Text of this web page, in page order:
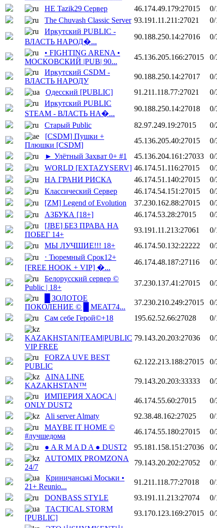
НЕ Tazik29 Сервер 46.174.49.179:27015
0/
The Chuvash Classic Server 93.191.11.211:27021
0/
Иркутский PUBLIC -
ВЛАСТЬ НАРОД�...
90.188.250.14:27016
0/
• FIGHTING ARENA •
МОСКОВСКИЙ |PUB| 90...
45.136.205.166:27015
0/
Иркутский CSDM -
ВЛАСТЬ НАРОДУ
90.188.250.14:27017
0/
Одесский [PUBLIC]
91.211.118.77:27021
0/
Иркутский PUBLIC
STEAM - ВЛАСТЬ НА�...
90.188.250.14:27018
0/
Старый Public
82.97.249.19:27015
0/
[CSDM] Пушки +
Плюшки [CSDM]
45.136.205.40:27015
0/
► Улётный Захват 0+ #1
45.136.204.161:27033
0/
WORLD [EXTAZYSERV] 46.174.51.116:27015
0/
НА ГРАНИ РИСКА
46.174.51.140:27015
0/
Классический Сервер
46.174.54.151:27015
0/
[ZM] Legend of Evolution
37.230.162.88:27015
0/
АЗБУКА [18+]
46.174.53.28:27015
0/
[JBE] БЕЗ ПРАВА НА
ПОБЕГ 14+
93.191.11.213:27061
0/
МЫ ЛУЧШИЕ!!! 18+
46.174.50.132:22222
0/
⋅ Тюремный Срок12+
[FREE HOOK + VIP] �...
46.174.48.187:27116
0/
Белорусский сервер ©
Public | 18+
37.230.137.41:27015
0/
█ ЗОЛОТОЕ
ПОКОЛЕНИЕ © █ MEAT74...
37.230.210.249:27015
0/
Сам себе Герой©+18
195.62.52.66:27028 0/
KAZAKHSTAN|TEAM|PUBLIC
VIP FREE
79.143.20.203:27036 0/
FORZA UVE BEST
PUBLIC
62.122.213.188:27015
0/
AINA LINE
KAZAKHSTAN™
79.143.20.203:33333
0/
ИМПЕРИЯ ХАОСА |
ONLY DUST2
46.174.55.60:27015
0/
Ali server Almaty
92.38.48.162:27025
0/
MAYBE IT HOME ©
#лучшедома
46.174.55.180:27015
0/
● A R M A D A ● DUST2
95.181.158.151:27036
0/
AUTOMIX PROMZONA
24/7
79.143.20.202:27052
0/
Криничанські Моськи •
21+ Reunio...
91.211.118.77:27018
0/
DONBASS STYLE
93.191.11.213:27074
0/
TACTICAL STORM
[PUBLIC]
93.170.123.169:27015
0/